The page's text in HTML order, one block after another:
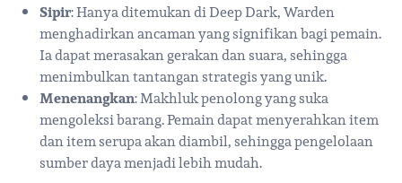
Sipir: Hanya ditemukan di Deep Dark, Warden
menghadirkan ancaman yang signifikan bagi pemain.
Ia dapat merasakan gerakan dan suara, sehingga
menimbulkan tantangan strategis yang unik.
Menenangkan: Makhluk penolong yang suka
mengoleksi barang. Pemain dapat menyerahkan item
dan item serupa akan diambil, sehingga pengelolaan
sumber daya menjadi lebih mudah.